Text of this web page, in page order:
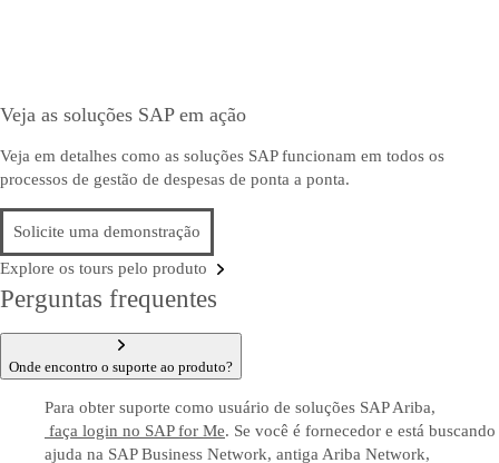
Veja as soluções SAP em ação
Veja em detalhes como as soluções SAP funcionam em todos os
processos de gestão de despesas de ponta a ponta.
Solicite uma demonstração
Explore os tours pelo produto
Perguntas frequentes
Onde encontro o suporte ao produto?
Para obter suporte como usuário de soluções SAP Ariba,
faça login no SAP for Me. Se você é fornecedor e está buscando
ajuda na SAP Business Network, antiga Ariba Network,